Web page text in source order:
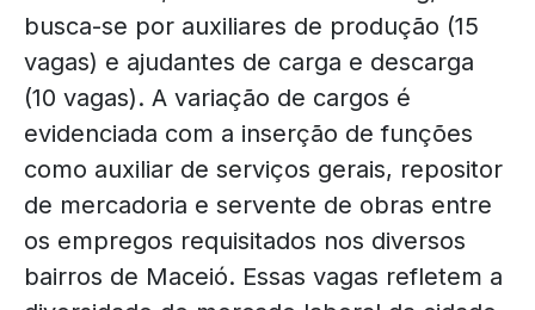
busca-se por auxiliares de produção (15
vagas) e ajudantes de carga e descarga
(10 vagas). A variação de cargos é
evidenciada com a inserção de funções
como auxiliar de serviços gerais, repositor
de mercadoria e servente de obras entre
os empregos requisitados nos diversos
bairros de Maceió. Essas vagas refletem a